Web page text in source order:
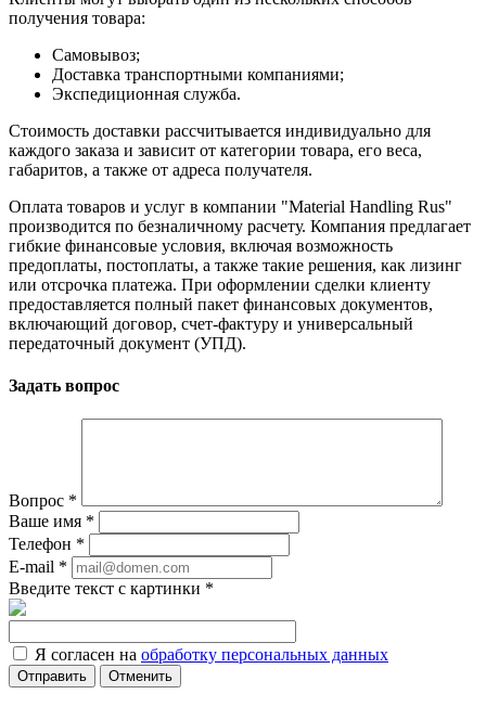
получения товара:
Самовывоз;
Доставка транспортными компаниями;
Экспедиционная служба.
Стоимость доставки рассчитывается индивидуально для
каждого заказа и зависит от категории товара, его веса,
габаритов, а также от адреса получателя.
Оплата товаров и услуг в компании "Material Handling Rus"
производится по безналичному расчету. Компания предлагает
гибкие финансовые условия, включая возможность
предоплаты, постоплаты, а также такие решения, как лизинг
или отсрочка платежа. При оформлении сделки клиенту
предоставляется полный пакет финансовых документов,
включающий договор, счет-фактуру и универсальный
передаточный документ (УПД).
Задать вопрос
Вопрос *
Ваше имя *
Телефон *
E-mail *
Введите текст с картинки *
Я согласен на обработку персональных данных
Отменить